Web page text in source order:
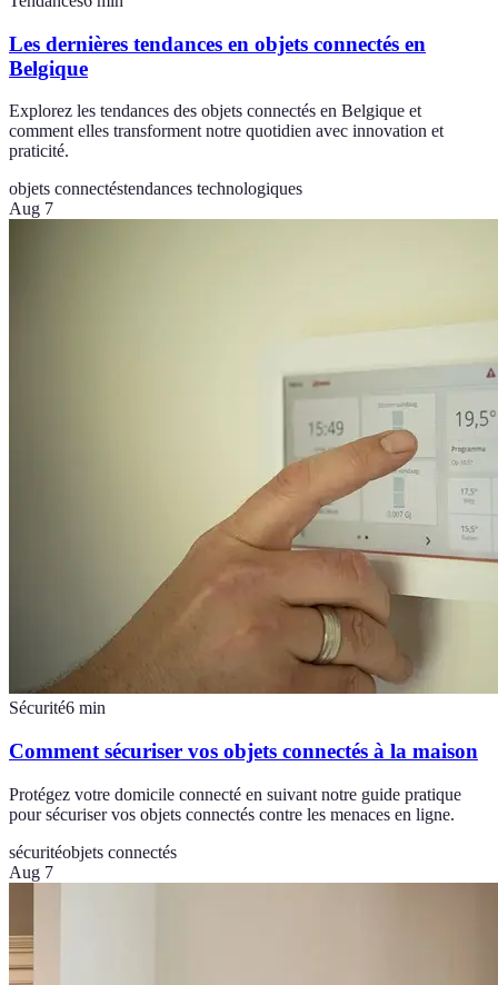
Les dernières tendances en objets connectés en
Belgique
Explorez les tendances des objets connectés en Belgique et
comment elles transforment notre quotidien avec innovation et
praticité.
objets connectéstendances technologiques
Aug 7
Sécurité6 min
Comment sécuriser vos objets connectés à la maison
Protégez votre domicile connecté en suivant notre guide pratique
pour sécuriser vos objets connectés contre les menaces en ligne.
sécuritéobjets connectés
Aug 7